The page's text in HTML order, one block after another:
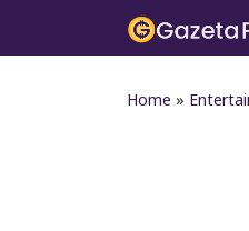
Home »